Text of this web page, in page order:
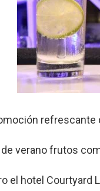
refrescante
verano frutos
el hotel Courtyard